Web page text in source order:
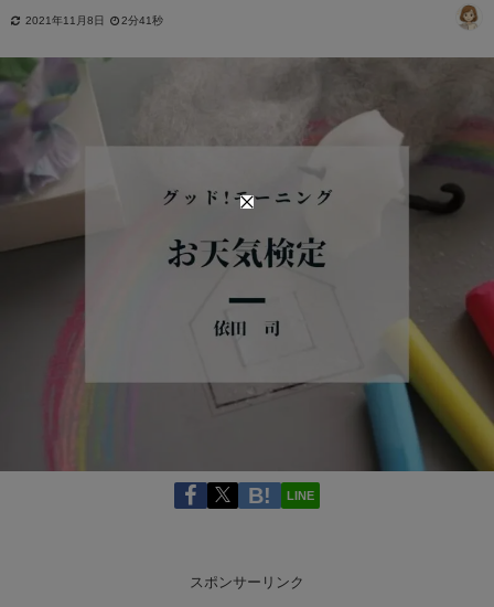
2021年11月8日 2分41秒
LINE
スポンサーリンク